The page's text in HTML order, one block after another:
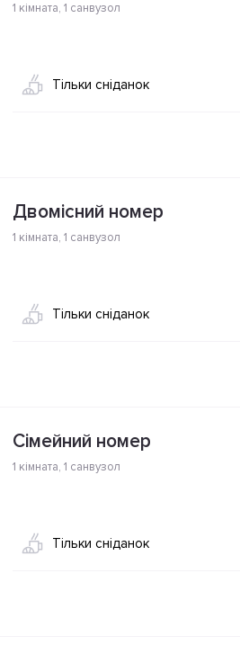
1 кімната, 1 санвузол
Тільки сніданок
Двомісний номер
1 кімната, 1 санвузол
Тільки сніданок
Сімейний номер
1 кімната, 1 санвузол
Тільки сніданок